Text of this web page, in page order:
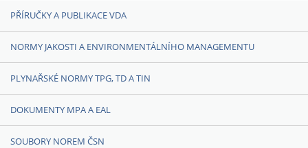
PŘÍRUČKY A PUBLIKACE VDA
NORMY JAKOSTI A ENVIRONMENTÁLNÍHO MANAGEMENTU
PLYNAŘSKÉ NORMY TPG, TD A TIN
DOKUMENTY MPA A EAL
SOUBORY NOREM ČSN